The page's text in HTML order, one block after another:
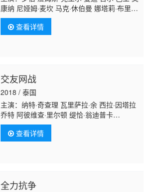
康纳 尼娅姆·麦坎 马克·休伯曼 娜塔莉·布里
顿 米卡·西蒙斯 伊莎贝尔·哈丽特
查看详情
交友网战
2018 / 泰国
主演：纳特·奇查理 瓦里萨拉·余 西拉·因塔拉
乔特 阿彼维查·里尔顿 缇恰·翁迪普卡
侬 Thanapop Yoovijit 帕查楠·贾吉拉乔特
查看详情
全力抗争